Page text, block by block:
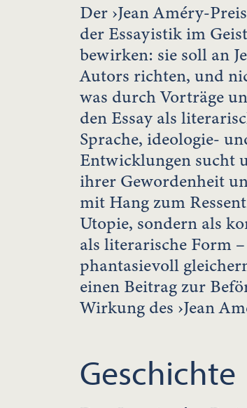
Der ›Jean Améry-
der Essayistik im
bewirken: sie soll an
Autors richten, und
was durch Vorträge
den Essay als
Sprache, ideologie-
Entwicklungen sucht
ihrer Gewordenheit
mit Hang zum
Utopie, sondern als
als literarische Form
phantasievoll
einen Beitrag zur
Wirkung des ›Jean
Geschichte